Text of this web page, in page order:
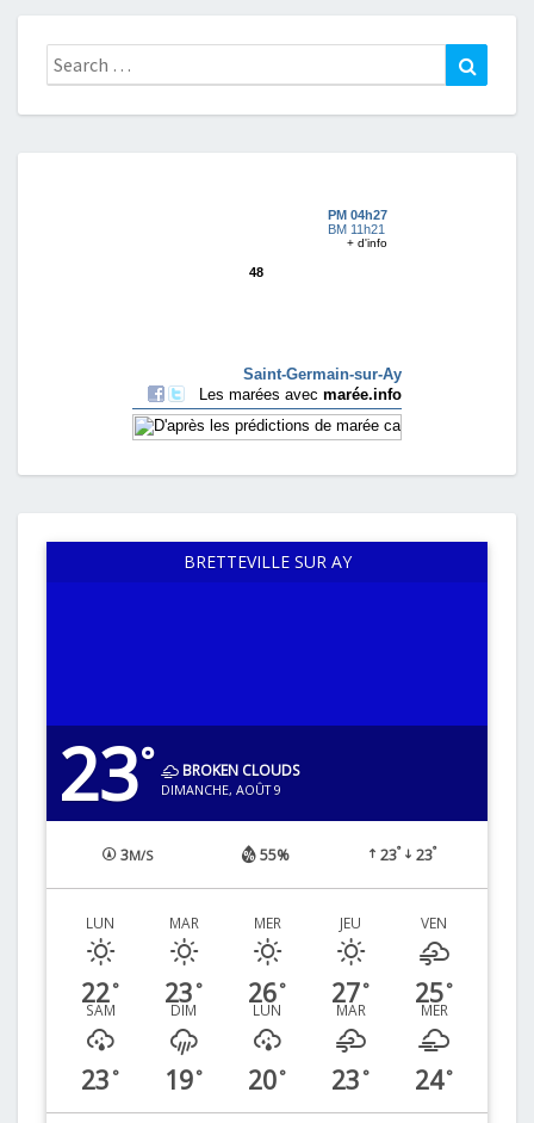
Search
for:
BRETTEVILLE SUR AY
23° BROKEN CLOUDS
DIMANCHE, AOÛT 9
3M/S 55% 23° 23°
LUN
22°
MAR
23 °
MER
26°
JEU
27°
VEN
25°
SAM
23 °
DIM
19°
LUN
20°
MAR
23 °
MER
24°